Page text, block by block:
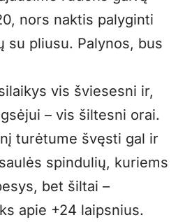
nors naktis palyginti
su pliusu. Palynos, bus
vis šviesesni ir,
– vis šiltesni orai.
turėtume švęsti gal ir
spindulių, kuriems
bet šiltai –
apie +24 laipsnius.